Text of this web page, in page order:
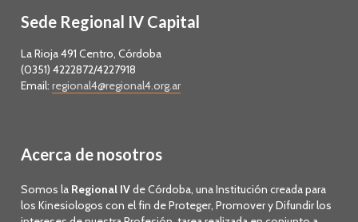
Sede Regional IV Capital
La Rioja 491 Centro, Córdoba
(0351) 4222872/4227918
Email:regional4@regional4.org.ar
Acerca de nosotros
Somos la Regional IVde Córdoba, una Institución creada para
los Kinesiologos con el fin de Proteger, Promover y Difundir los